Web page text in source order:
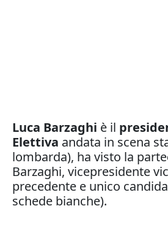
Luca Barzaghi è il
Elettiva andata in scena
lombarda), ha visto la
Barzaghi, vicepresidente
precedente e unico
schede bianche).